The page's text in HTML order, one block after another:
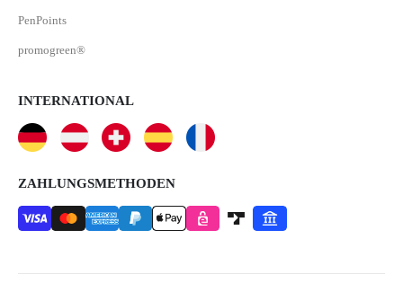
PenPoints
promogreen®
INTERNATIONAL
ZAHLUNGSMETHODEN